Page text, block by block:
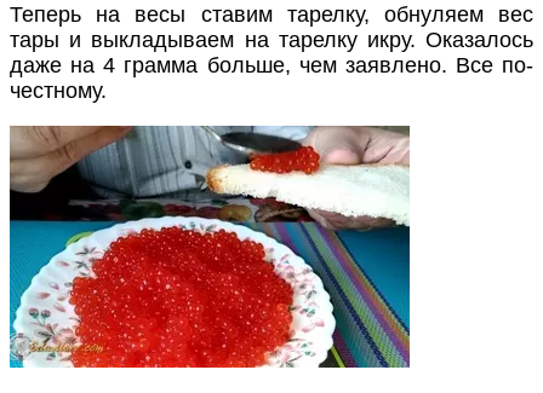
Теперь на весы ставим тарелку, обнуляем вес
тары и выкладываем на тарелку икру. Оказалось
даже на 4 грамма больше, чем заявлено. Все по-
честному.